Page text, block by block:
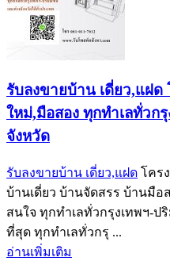
รับลงขายบ้าน เดี่ยว,แฝด
ใหม่,มือสอง ทุกทำเลทั่วก
จังหวัด
รับลงขายบ้าน เดี่ยว,แฝด โคร
บ้านเดี่ยว บ้านจัดสรร บ้านมือ
สนใจ ทุกทำเลทั่วกรุงเทพฯ-
ที่สุด ทุกทำเลทั่วกรุ ...
อ่านเพิ่มเติม